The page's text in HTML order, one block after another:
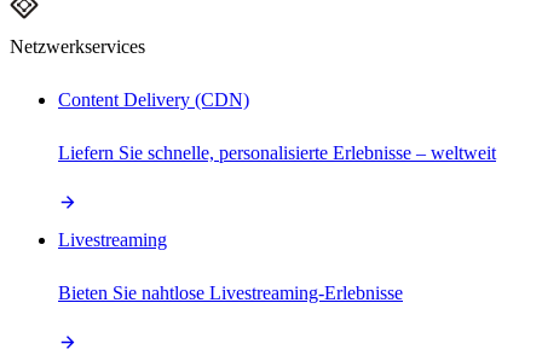
Netzwerkservices
Content Delivery (CDN)
Liefern Sie schnelle, personalisierte Erlebnisse – weltweit
Livestreaming
Bieten Sie nahtlose Livestreaming-Erlebnisse